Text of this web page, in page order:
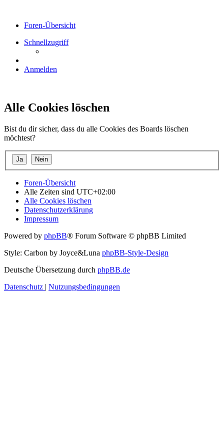
Foren-Übersicht
Schnellzugriff
Anmelden
Alle Cookies löschen
Bist du dir sicher, dass du alle Cookies des Boards löschen
möchtest?
Foren-Übersicht
Alle Zeiten sind UTC+02:00
Alle Cookies löschen
Datenschutzerklärung
Impressum
Powered by phpBB® Forum Software © phpBB Limited
Style: Carbon by Joyce&Luna phpBB-Style-Design
Deutsche Übersetzung durch phpBB.de
Datenschutz | Nutzungsbedingungen